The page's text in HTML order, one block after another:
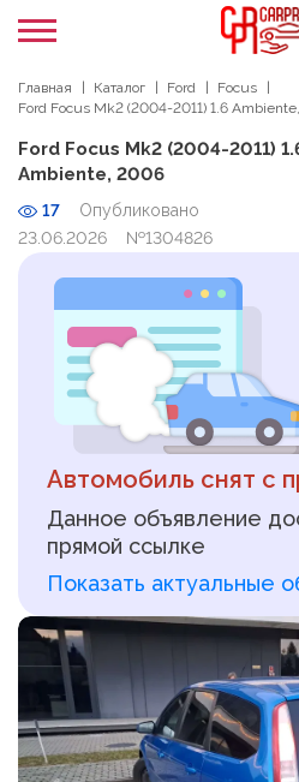
Главная Каталог Ford
Focus
Ford Focus Mk2 (2004-2011) 1.6
Ford Focus Mk2 (2004-2011)
Ambiente, 2006
17
Опубликовано
23.06.2026
№1304826
Автомобиль снят с
Данное объявление
прямой ссылке
Показать актуальные